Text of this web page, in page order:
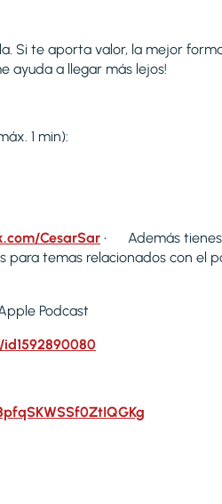
Si te aporta valor, la mejor
ayuda a llegar más lejos!
1 min):
CesarSar • Además tienes
para temas relacionados con el
Podcast